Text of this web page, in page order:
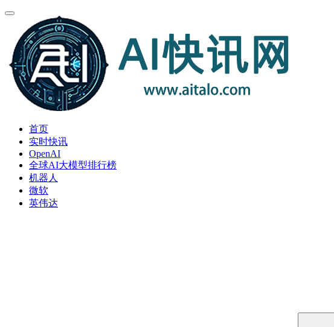
首页
实时快讯
OpenAI
全球AI大模型排行榜
机器人
微软
英伟达